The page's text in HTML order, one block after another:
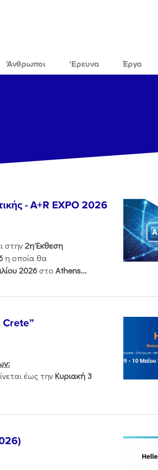
'Ανθρωποι 'Ερευνα Έργα
- A+R EXPO 2026
στην2η Έκθεση
η οποία θα
2026 στο Athens...
Crete”
έως τηνΚυριακή 3